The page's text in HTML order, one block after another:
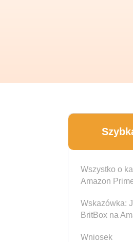
Wszystko o
Amazon
Wskazówka:
BritBox na
Wniosek